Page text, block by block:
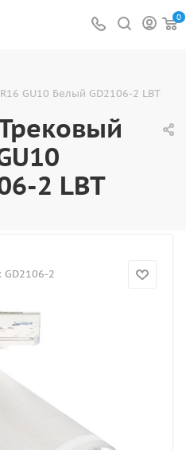
0
GU10 Белый GD2106-2 LBT
2 LBT
GD2106-2